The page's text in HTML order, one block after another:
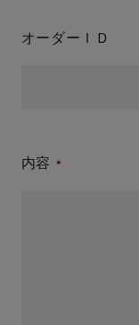
オーダーＩＤ
内容